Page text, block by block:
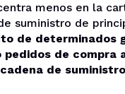
menos en la
suministro de
de determinados
pedidos de compra
de suministro